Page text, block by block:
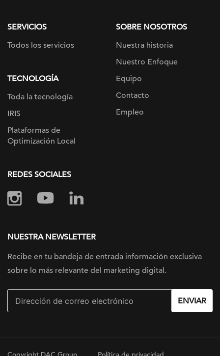
SERVICIOS
Todos los servicios
TECNOLOGÍA
Toda la tecnología
IRIS
Plataformas de
Optimización Local
SOBRE NOSOTROS
Nuestra historia
Nuestro Enfoque
Equipo
Contacto
Empleo
REDES SOCIALES
NUESTRA NEWSLETTER
Recibe en tu bandeja de entrada información exclusiva
sobre lo más relevante del marketing digital.
ENVIAR